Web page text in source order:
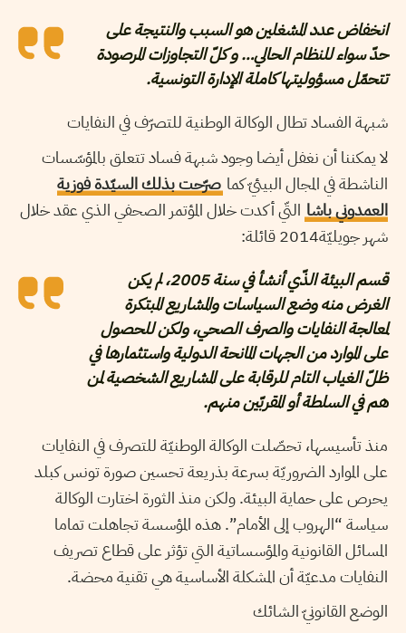
انخفاض عدد المشغلين هو السبب والنتيجة على
حدّ سواء للنظام الحالي… و كلّ التجاوزات المرصودة
تتحمّل مسؤوليتها كاملة الإدارة التونسية.
شبهة الفساد تطال الوكالة الوطنية للتصرّف في النفايات
لا يمكننا أن نغفل أيضا وجود شبهة فساد تتعلق بالمؤسّسات
الناشطة في المجال البيئيّ كما صرّحت بذلك السيّدة فوزية
العمدوني باشا التّي أكدت خلال المؤتمر الصحفي الذي عقد خلال
شهر جويليّة2014 قائلة:
قسم البيئة الذّي أنشأ في سنة 2005، لم يكن
الغرض منه وضع السياسات والمشاريع المبتكرة
لمعالجة النفايات والصرف الصحي، ولكن للحصول
على الموارد من الجهات المانحة الدولية واستثمارها في
ظلّ الغياب التام للرقابة على المشاريع الشخصية لمن
هم في السلطة أو المقربّين منهم.
منذ تأسيسها، تحصّلت الوكالة الوطنيّة للتصرف في النفايات
على الموارد الضروريّة بسرعة بذريعة تحسين صورة تونس كبلد
يحرص على حماية البيئة. ولكن منذ الثورة اختارت الوكالة
سياسة “الهروب إلى الأمام”. هذه المؤسسة تجاهلت تماما
المسائل القانونية والمؤسساتية التي تؤثر على قطاع تصريف
النفايات مدعيّة أن المشكلة الأساسية هي تقنية محضة.
الوضع القانونيّ الشائك